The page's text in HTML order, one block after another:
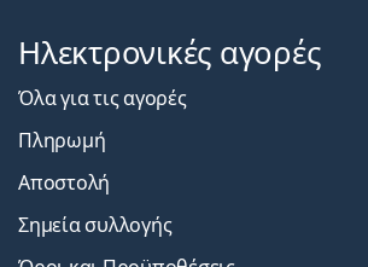
Ηλεκτρονικές αγορές
Όλα για τις αγορές
Πληρωμή
Αποστολή
Σημεία συλλογής